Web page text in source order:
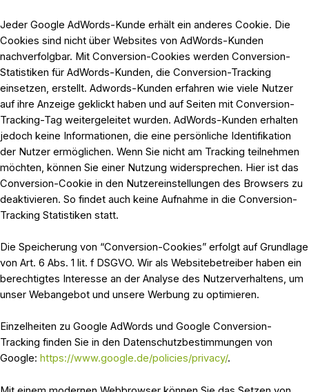
Jeder Google AdWords-Kunde erhält ein anderes Cookie. Die
Cookies sind nicht über Websites von AdWords-Kunden
nachverfolgbar. Mit Conversion-Cookies werden Conversion-
Statistiken für AdWords-Kunden, die Conversion-Tracking
einsetzen, erstellt. Adwords-Kunden erfahren wie viele Nutzer
auf ihre Anzeige geklickt haben und auf Seiten mit Conversion-
Tracking-Tag weitergeleitet wurden. AdWords-Kunden erhalten
jedoch keine Informationen, die eine persönliche Identifikation
der Nutzer ermöglichen. Wenn Sie nicht am Tracking teilnehmen
möchten, können Sie einer Nutzung widersprechen. Hier ist das
Conversion-Cookie in den Nutzereinstellungen des Browsers zu
deaktivieren. So findet auch keine Aufnahme in die Conversion-
Tracking Statistiken statt.
Die Speicherung von “Conversion-Cookies” erfolgt auf Grundlage
von Art. 6 Abs. 1 lit. f DSGVO. Wir als Websitebetreiber haben ein
berechtigtes Interesse an der Analyse des Nutzerverhaltens, um
unser Webangebot und unsere Werbung zu optimieren.
Einzelheiten zu Google AdWords und Google Conversion-
Tracking finden Sie in den Datenschutzbestimmungen von
Google: https://www.google.de/policies/privacy/.